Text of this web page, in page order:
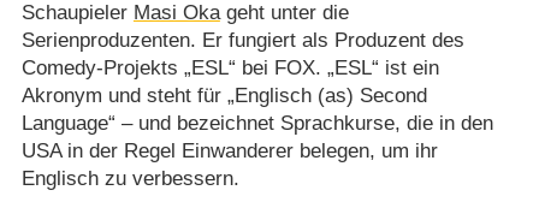
Schaupieler Masi Okageht unter die
Serienproduzenten. Er fungiert als Produzent des
Comedy-Projekts „ESL“ bei FOX. „ESL“ ist ein
Akronym und steht für „Englisch (as) Second
Language“ – und bezeichnet Sprachkurse, die in den
USA in der Regel Einwanderer belegen, um ihr
Englisch zu verbessern.